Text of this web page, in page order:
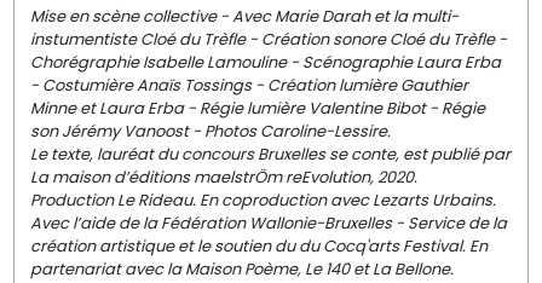
Mise en scène collective - Avec Marie Darah et la multi-
instumentiste Cloé du Trèfle - Création sonore Cloé du Trèfle -
Chorégraphie Isabelle Lamouline - Scénographie Laura Erba
- Costumière Anaïs Tossings - Création lumière Gauthier
Minne et Laura Erba - Régie lumière Valentine Bibot - Régie
son Jérémy Vanoost - Photos Caroline-Lessire.
Le texte, lauréat du concours Bruxelles se conte, est publié par
La maison d’éditions maelstrÖm reEvolution, 2020.
Production Le Rideau. En coproduction avec Lezarts Urbains.
Avec l’aide de la Fédération Wallonie-Bruxelles - Service de la
création artistique et le soutien du du Cocq'arts Festival. En
partenariat avec la Maison Poème, Le 140 et La Bellone.